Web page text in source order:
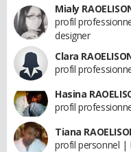
Mialy
profil
designer
Clara
profil
Hasina
profil
Tiana
profil personnel |